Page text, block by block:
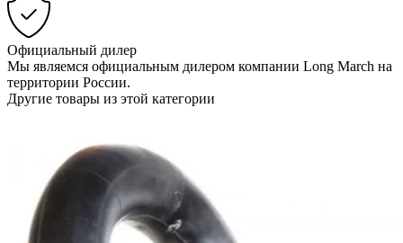
Официальный дилер
Мы являемся официальным дилером компании Long March на
территории России.
Другие товары из этой категории